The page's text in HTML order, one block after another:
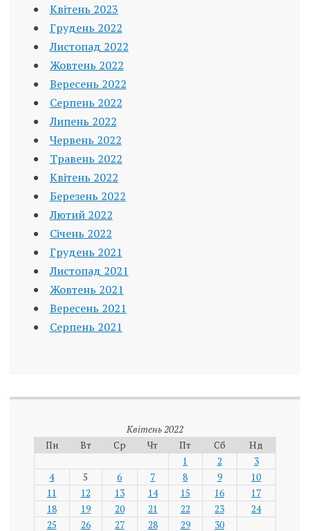
Квітень 2023
Грудень 2022
Листопад 2022
Жовтень 2022
Вересень 2022
Серпень 2022
Липень 2022
Червень 2022
Травень 2022
Квітень 2022
Березень 2022
Лютий 2022
Січень 2022
Грудень 2021
Листопад 2021
Жовтень 2021
Вересень 2021
Серпень 2021
Квітень 2022
Пн
Вт Ср Чт Пт Сб
Нд
1
2
3
4
5 6 7 8 9
10
11
12 13 14 15 16
17
18
19 20 21 22 23
24
25
26 27 28 29 30